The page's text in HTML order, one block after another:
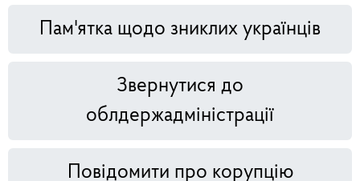
Пам'ятка щодо зниклих українців
Звернутися до
облдержадміністрації
Повідомити про корупцію